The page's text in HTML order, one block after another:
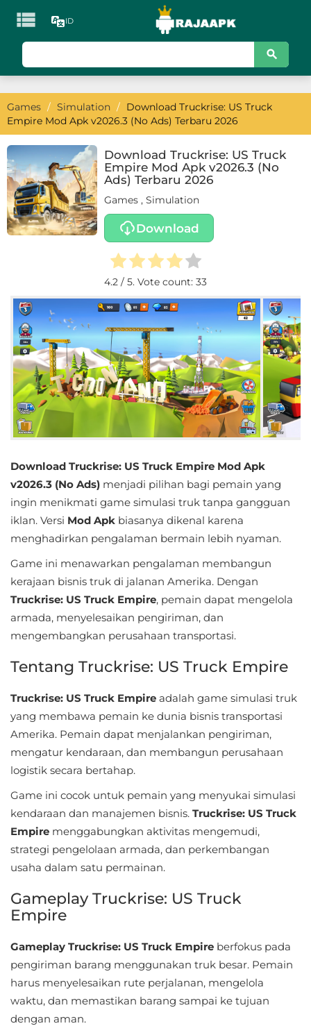
 ID
Games
Action
Arcade
Board
Card
Casual
Educational
First
Person
Horror
Music
Puzzle
Racing
Role
Playing
Sandbox
Shooting
Simulation
Sports
Standalone
Story-
Driven
Strategi
Trivia
Word
Art
&
Design
Games / Simulation / Download Truckrise: US Truck
Empire Mod Apk v2026.3 (No Ads) Terbaru 2026
Download Truckrise: US Truck
Empire Mod Apk v2026.3 (No
Ads) Terbaru 2026
Games , Simulation
Download
4.2 / 5. Vote count: 33
Download Truckrise: US Truck Empire Mod Apk
v2026.3 (No Ads) menjadi pilihan bagi pemain yang
ingin menikmati game simulasi truk tanpa gangguan
iklan. Versi Mod Apk biasanya dikenal karena
menghadirkan pengalaman bermain lebih nyaman.
Game ini menawarkan pengalaman membangun
kerajaan bisnis truk di jalanan Amerika. Dengan
Truckrise: US Truck Empire, pemain dapat mengelola
armada, menyelesaikan pengiriman, dan
mengembangkan perusahaan transportasi.
Tentang Truckrise: US Truck Empire
Truckrise: US Truck Empire adalah game simulasi truk
yang membawa pemain ke dunia bisnis transportasi
Amerika. Pemain dapat menjalankan pengiriman,
mengatur kendaraan, dan membangun perusahaan
logistik secara bertahap.
Game ini cocok untuk pemain yang menyukai simulasi
kendaraan dan manajemen bisnis. Truckrise: US Truck
Empire menggabungkan aktivitas mengemudi,
strategi pengelolaan armada, dan perkembangan
usaha dalam satu permainan.
Gameplay Truckrise: US Truck
Empire
Gameplay Truckrise: US Truck Empire berfokus pada
pengiriman barang menggunakan truk besar. Pemain
harus menyelesaikan rute perjalanan, mengelola
waktu, dan memastikan barang sampai ke tujuan
dengan aman.